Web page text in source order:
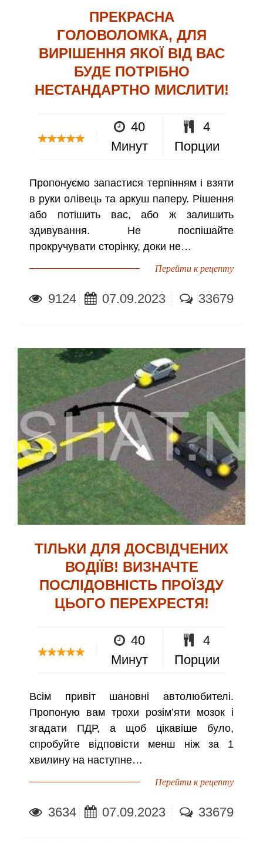
ПРЕКРАСНА
ГОЛОВОЛОМКА, ДЛЯ
ВИРІШЕННЯ ЯКОЇ ВІД ВАС
БУДЕ ПОТРІБНО
НЕСТАНДАРТНО МИСЛИТИ!
40
Минут
4
Порции
Пропонуємо запастися терпінням і взяти
в руки олівець та аркуш паперу. Рішення
або потішить вас, або ж залишить
здивування. Не поспішайте
прокручувати сторінку, доки не…
Перейти к рецепту
9124 07.09.2023 33679
ТІЛЬКИ ДЛЯ ДОСВІДЧЕНИХ
ВОДІЇВ! ВИЗНАЧТЕ
ПОСЛІДОВНІСТЬ ПРОЇЗДУ
ЦЬОГО ПЕРЕХРЕСТЯ!
40
Минут
4
Порции
Всім привіт шановні автолюбителі.
Пропоную вам трохи розім’яти мозок і
згадати ПДР, а щоб цікавіше було,
спробуйте відповісти менш ніж за 1
хвилину на наступне…
Перейти к рецепту
3634 07.09.2023 33679